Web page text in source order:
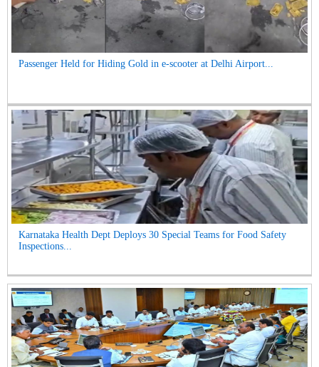
Passenger Held for Hiding Gold in e-scooter at Delhi Airport...
Karnataka Health Dept Deploys 30 Special Teams for Food Safety
Inspections...